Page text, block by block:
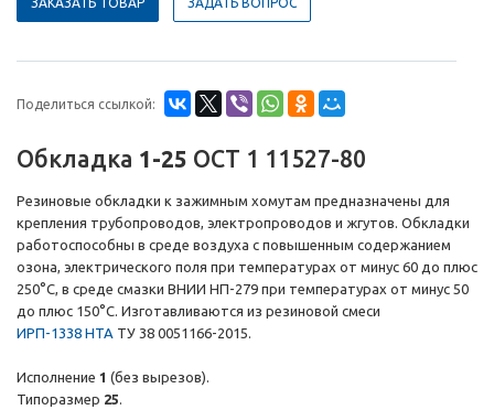
Поделиться ссылкой:
Обкладка 1-25 ОСТ 1 11527-80
Резиновые обкладки к зажимным хомутам предназначены для
крепления трубопроводов, электропроводов и жгутов. Обкладки
работоспособны в среде воздуха с повышенным содержанием
озона, электрического поля при температурах от минус 60 до плюс
250°С, в среде смазки ВНИИ НП-279 при температурах от минус 50
до плюс 150°С. Изготавливаются из резиновой смеси
ИРП-1338 НТА ТУ 38 0051166-2015.
Исполнение 1 (без вырезов).
Типоразмер 25.